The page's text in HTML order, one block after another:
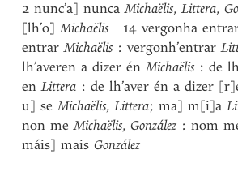
2 nunc’a] nuncaMichaëlis, Littera,
[lh’o] Michaëlis 14 vergonha
entrarMichaëlis : vergonh’entrar
lh’averen a dizer énMichaëlis : de
enLittera : de lh’aver én a dizer
u] seMichaëlis,Littera; ma] m[i]a
non meMichaëlis,González : nom
máis] maisGonzález